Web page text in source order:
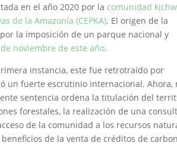
en el año 2020 por la comunidad
de la Amazonía (CEPKA). El origen de la
la imposición de un parque nacional y
noviembre de este año.
instancia, este fue retrotraído por
un fuerte escrutinio internacional. Ahora,
sentencia ordena la titulación del
forestales, la realización de una
de la comunidad a los recursos
de la venta de créditos de